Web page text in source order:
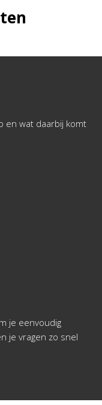
en wat daarbij komt
je eenvoudig
je vragen zo snel